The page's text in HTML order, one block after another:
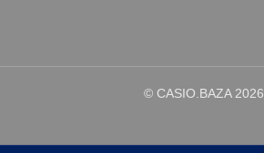
© CASIO.BAZA 2026